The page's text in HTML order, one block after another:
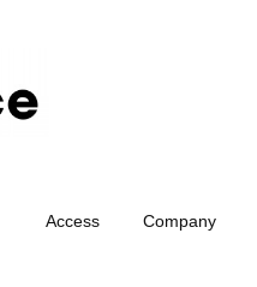
Access Company